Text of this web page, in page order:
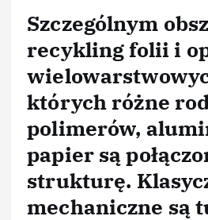
Szczególnym
recykling folii i
których różne
polimerów,
papier są
strukturę.
mechaniczne są